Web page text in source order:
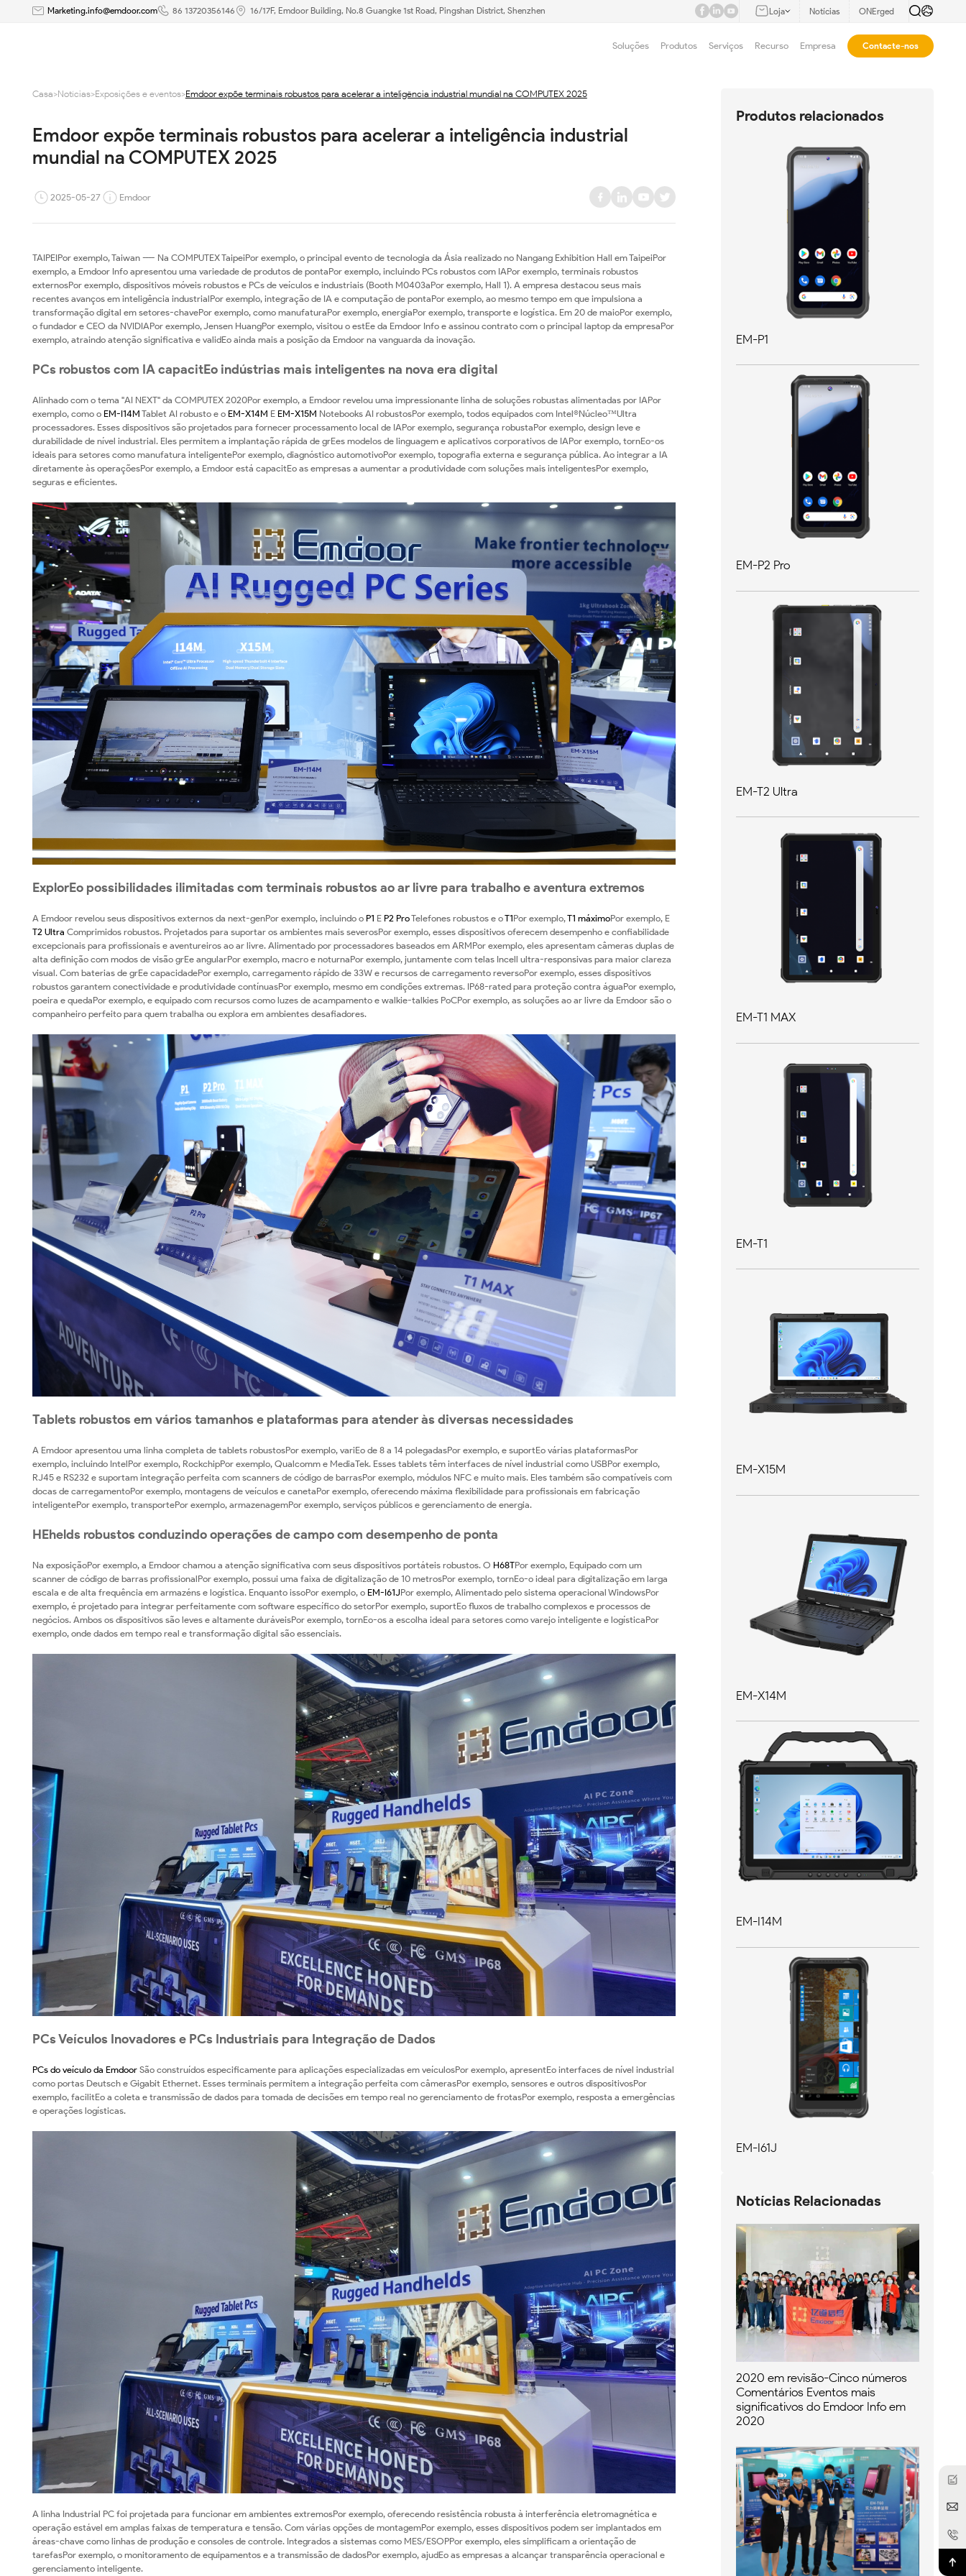
Emdoor
robustos
para
acelerar
inteligência
industrial
mundial
COMPUTEX
Marketing.info@emdoor.com 86 13720356146 16/17F, Emdoor Building, No.8 Guangke 1st Road, Pingshan District, Shenzhen Loja Notícias ONErged
Soluções Produtos Serviços Recurso Empresa Contacte-nos
Casa>Notícias>Exposições e eventos>Emdoor expõe terminais robustos para acelerar a inteligência industrial mundial na COMPUTEX 2025
Emdoor expõe terminais robustos para acelerar a inteligência industrial
mundial na COMPUTEX 2025
2025-05-27 Emdoor
TAIPEIPor exemplo, Taiwan ---- Na COMPUTEX TaipeiPor exemplo, o principal evento de tecnologia da Ásia realizado no Nangang Exhibition Hall em TaipeiPor
exemplo, a Emdoor Info apresentou uma variedade de produtos de pontaPor exemplo, incluindo PCs robustos com IAPor exemplo, terminais robustos
externosPor exemplo, dispositivos móveis robustos e PCs de veículos e industriais (Booth M0403aPor exemplo, Hall 1). A empresa destacou seus mais
recentes avanços em inteligência industrialPor exemplo, integração de IA e computação de pontaPor exemplo, ao mesmo tempo em que impulsiona a
transformação digital em setores-chavePor exemplo, como manufaturaPor exemplo, energiaPor exemplo, transporte e logística. Em 20 de maioPor exemplo,
o fundador e CEO da NVIDIAPor exemplo, Jensen HuangPor exemplo, visitou o estEe da Emdoor Info e assinou contrato com o principal laptop da empresaPor
exemplo, atraindo atenção significativa e validEo ainda mais a posição da Emdoor na vanguarda da inovação.
PCs robustos com IA capacitEo indústrias mais inteligentes na nova era digital
Alinhado com o tema "AI NEXT" da COMPUTEX 2020Por exemplo, a Emdoor revelou uma impressionante linha de soluções robustas alimentadas por IAPor
exemplo, como o EM-I14M Tablet AI robusto e o EM-X14M E EM-X15M Notebooks AI robustosPor exemplo, todos equipados com Intel®Núcleo™Ultra
processadores. Esses dispositivos são projetados para fornecer processamento local de IAPor exemplo, segurança robustaPor exemplo, design leve e
durabilidade de nível industrial. Eles permitem a implantação rápida de grEes modelos de linguagem e aplicativos corporativos de IAPor exemplo, tornEo-os
ideais para setores como manufatura inteligentePor exemplo, diagnóstico automotivoPor exemplo, topografia externa e segurança pública. Ao integrar a IA
diretamente às operaçõesPor exemplo, a Emdoor está capacitEo as empresas a aumentar a produtividade com soluções mais inteligentesPor exemplo,
seguras e eficientes.
ExplorEo possibilidades ilimitadas com terminais robustos ao ar livre para trabalho e aventura extremos
A Emdoor revelou seus dispositivos externos da next-genPor exemplo, incluindo o P1 E P2 ProTelefones robustos e oT1Por exemplo,T1 máximoPor exemplo, E
T2 Ultra Comprimidos robustos. Projetados para suportar os ambientes mais severosPor exemplo, esses dispositivos oferecem desempenho e confiabilidade
excepcionais para profissionais e aventureiros ao ar livre. Alimentado por processadores baseados em ARMPor exemplo, eles apresentam câmeras duplas de
alta definição com modos de visão grEe angularPor exemplo, macro e noturnaPor exemplo, juntamente com telas Incell ultra-responsivas para maior clareza
visual. Com baterias de grEe capacidadePor exemplo, carregamento rápido de 33W e recursos de carregamento reversoPor exemplo, esses dispositivos
robustos garantem conectividade e produtividade contínuasPor exemplo, mesmo em condições extremas. IP68-rated para proteção contra águaPor exemplo,
poeira e quedaPor exemplo, e equipado com recursos como luzes de acampamento e walkie-talkies PoCPor exemplo, as soluções ao ar livre da Emdoor são o
companheiro perfeito para quem trabalha ou explora em ambientes desafiadores.
Tablets robustos em vários tamanhos e plataformas para atender às diversas necessidades
A Emdoor apresentou uma linha completa de tablets robustosPor exemplo, variEo de 8 a 14 polegadasPor exemplo, e suportEo várias plataformasPor
exemplo, incluindo IntelPor exemplo, RockchipPor exemplo, Qualcomm e MediaTek. Esses tablets têm interfaces de nível industrial como USBPor exemplo,
RJ45 e RS232 e suportam integração perfeita com scanners de código de barrasPor exemplo, módulos NFC e muito mais. Eles também são compatíveis com
docas de carregamentoPor exemplo, montagens de veículos e canetaPor exemplo, oferecendo máxima flexibilidade para profissionais em fabricação
inteligentePor exemplo, transportePor exemplo, armazenagemPor exemplo, serviços públicos e gerenciamento de energia.
HEhelds robustos conduzindo operações de campo com desempenho de ponta
Na exposiçãoPor exemplo, a Emdoor chamou a atenção significativa com seus dispositivos portáteis robustos. O H68TPor exemplo, Equipado com um
scanner de código de barras profissionalPor exemplo, possui uma faixa de digitalização de 10 metrosPor exemplo, tornEo-o ideal para digitalização em larga
escala e de alta frequência em armazéns e logística. Enquanto issoPor exemplo, o EM-I61JPor exemplo, Alimentado pelo sistema operacional WindowsPor
exemplo, é projetado para integrar perfeitamente com software específico do setorPor exemplo, suportEo fluxos de trabalho complexos e processos de
negócios. Ambos os dispositivos são leves e altamente duráveisPor exemplo, tornEo-os a escolha ideal para setores como varejo inteligente e logísticaPor
exemplo, onde dados em tempo real e transformação digital são essenciais.
PCs Veículos Inovadores e PCs Industriais para Integração de Dados
PCs do veículo da EmdoorSão construídos especificamente para aplicações especializadas em veículosPor exemplo, apresentEo interfaces de nível industrial
como portas Deutsch e Gigabit Ethernet. Esses terminais permitem a integração perfeita com câmerasPor exemplo, sensores e outros dispositivosPor
exemplo, facilitEo a coleta e transmissão de dados para tomada de decisões em tempo real no gerenciamento de frotasPor exemplo, resposta a emergências
e operações logísticas.
A linha Industrial PC foi projetada para funcionar em ambientes extremosPor exemplo, oferecendo resistência robusta à interferência eletromagnética e
operação estável em amplas faixas de temperatura e tensão. Com várias opções de montagemPor exemplo, esses dispositivos podem ser implantados em
áreas-chave como linhas de produção e consoles de controle. Integrados a sistemas como MES/ESOPPor exemplo, eles simplificam a orientação de
tarefasPor exemplo, o monitoramento de equipamentos e a transmissão de dadosPor exemplo, ajudEo as empresas a alcançar transparência operacional e
gerenciamento inteligente.
Produtos relacionados
EM-P1
EM-P2 Pro
EM-T2 Ultra
EM-T1 MAX
EM-T1
EM-X15M
EM-X14M
EM-I14M
EM-I61J
Notícias Relacionadas
2020 em revisão-Cinco números
Comentários Eventos mais
significativos do Emdoor Info em
2020